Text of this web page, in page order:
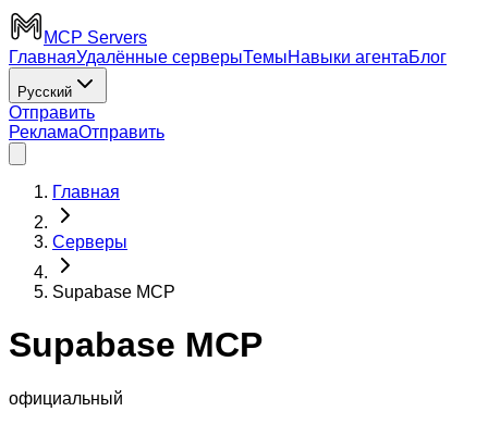
MCP Servers
ГлавнаяУдалённые серверыТемыНавыки агентаБлог
Русский
Отправить
РекламаОтправить
Главная
Серверы
Supabase MCP
Supabase MCP
официальный